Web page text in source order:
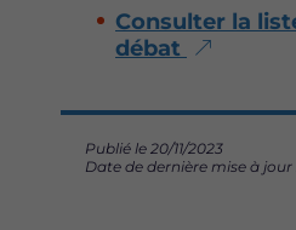
Consulter la
débat
Publié le 20/11/2023
Date de dernière mise à jour